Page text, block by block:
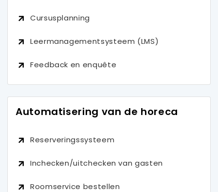
Cursusplanning
Leermanagementsysteem (LMS)
Feedback en enquête
Automatisering van de horeca
Reserveringssysteem
Inchecken/uitchecken van gasten
Roomservice bestellen